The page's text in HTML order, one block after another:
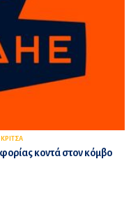
ΚΡΙΤΣΑ
κοντά στον κόμβο